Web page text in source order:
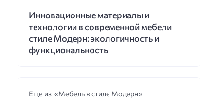
Инновационные материалы и
технологии в современной мебели
стиле Модерн: экологичность и
функциональность
Еще из «Мебель в стиле Модерн»